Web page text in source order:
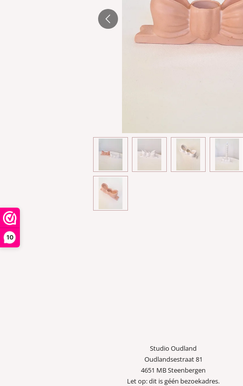
10
Studio Oudland
Oudlandsestraat 81
4651 MB Steenbergen
Let op: dit is géén bezoekadres.